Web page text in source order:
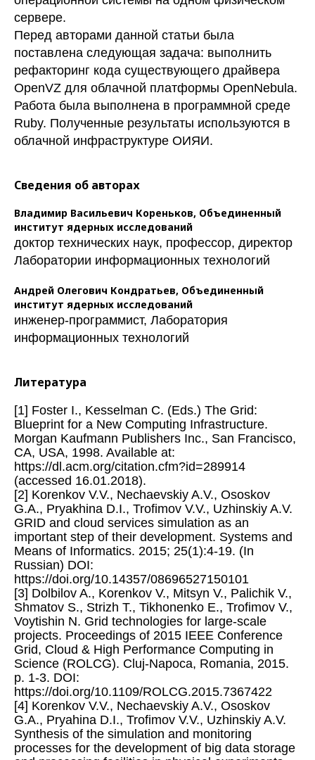
сервере.
Перед авторами данной статьи была
поставлена следующая задача: выполнить
рефакторинг кода существующего драйвера
OpenVZ для облачной платформы OpenNebula.
Работа была выполнена в программной среде
Ruby. Полученные результаты используются в
облачной инфраструктуре ОИЯИ.
Сведения об авторах
Владимир Васильевич Кореньков, Объединенный
институт ядерных исследований
доктор технических наук, профессор, директор
Лаборатории информационных технологий
Андрей Олегович Кондратьев, Объединенный
институт ядерных исследований
инженер-программист, Лаборатория
информационных технологий
Литература
[1] Foster I., Kesselman C. (Eds.) The Grid:
Blueprint for a New Computing Infrastructure.
Morgan Kaufmann Publishers Inc., San Francisco,
CA, USA, 1998. Available at:
https://dl.acm.org/citation.cfm?id=289914
(accessed 16.01.2018).
[2] Korenkov V.V., Nechaevskiy A.V., Ososkov
G.A., Pryakhina D.I., Trofimov V.V., Uzhinskiy A.V.
GRID and cloud services simulation as an
important step of their development. Systems and
Means of Informatics. 2015; 25(1):4-19. (In
Russian) DOI:
https://doi.org/10.14357/08696527150101
[3] Dolbilov A., Korenkov V., Mitsyn V., Palichik V.,
Shmatov S., Strizh T., Tikhonenko E., Trofimov V.,
Voytishin N. Grid technologies for large-scale
projects. Proceedings of 2015 IEEE Conference
Grid, Cloud & High Performance Computing in
Science (ROLCG). Cluj-Napoca, Romania, 2015.
p. 1-3. DOI:
https://doi.org/10.1109/ROLCG.2015.7367422
[4] Korenkov V.V., Nechaevskiy A.V., Ososkov
G.A., Pryahina D.I., Trofimov V.V., Uzhinskiy A.V.
Synthesis of the simulation and monitoring
processes for the development of big data storage